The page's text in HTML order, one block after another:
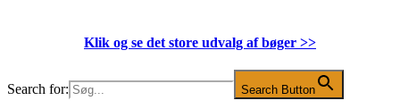
Klik og se det store udvalg af bøger >>
Search for: Search Button